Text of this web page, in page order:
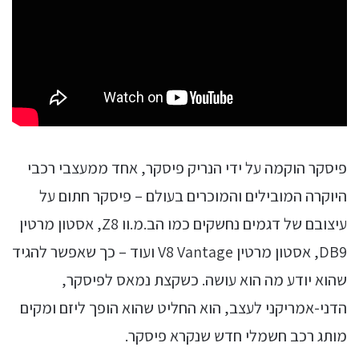
פיסקר הוקמה על ידי הנריק פיסקר, אחד ממעצבי רכבי
היוקרה המובילים והמוכרים בעולם – פיסקר חתום על
עיצובם של דגמים נחשקים כמו הב.מ.וו Z8, אסטון מרטין
DB9, אסטון מרטין V8 Vantage ועוד – כך שאפשר להגיד
שהוא יודע מה הוא עושה. כשקצת נמאס לפיסקר,
הדני-אמריקני לעצב, הוא החליט שהוא הופך ליזם ומקים
מותג רכב חשמלי חדש שנקרא פיסקר.